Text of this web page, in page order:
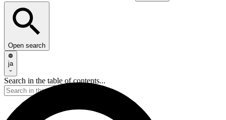
Open search
ja
Search in the table of contents...